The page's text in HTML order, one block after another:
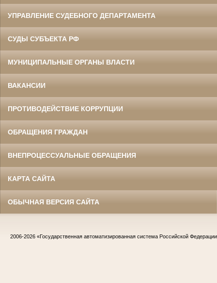
УПРАВЛЕНИЕ СУДЕБНОГО ДЕПАРТАМЕНТА
СУДЫ СУБЪЕКТА РФ
МУНИЦИПАЛЬНЫЕ ОРГАНЫ ВЛАСТИ
ВАКАНСИИ
ПРОТИВОДЕЙСТВИЕ КОРРУПЦИИ
ОБРАЩЕНИЯ ГРАЖДАН
ВНЕПРОЦЕССУАЛЬНЫЕ ОБРАЩЕНИЯ
КАРТА САЙТА
ОБЫЧНАЯ ВЕРСИЯ САЙТА
2006-2026 «Государственная автоматизированная система Российской